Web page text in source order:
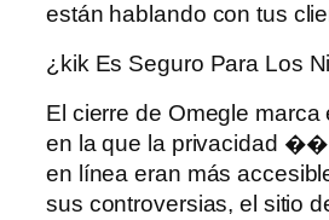
están hablando con tus
¿kik Es Seguro Para Los
El cierre de Omegle marca
en la que la privacidad
en línea eran más
sus controversias, el sitio